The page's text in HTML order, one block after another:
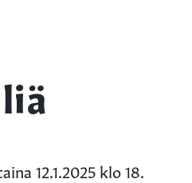
12.1.2025 klo 18.